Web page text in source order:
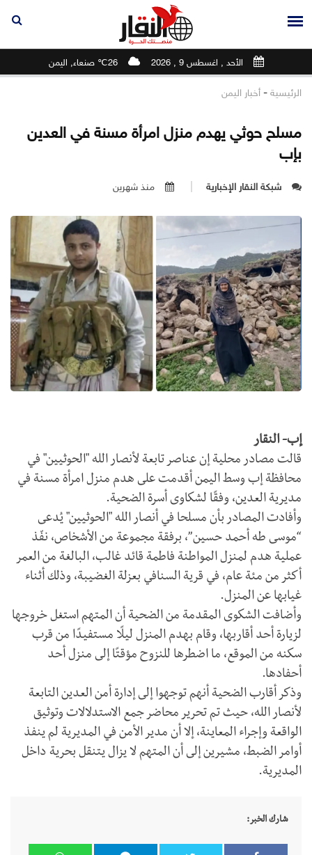
الأحد , اغسطس 9 , 2026 26℃ صنعاء, اليمن
الرئيسية - أخبار اليمن
مسلح حوثي يهدم منزل امرأة مسنة في العدين
بإب
شبكة النقار الإخبارية منذ شهرين
إب- النقار
قالت مصادر محلية إن عناصر تابعة لأنصار الله "الحوثيين" في
محافظة إب وسط اليمن أقدمت على هدم منزل امرأة مسنة في
مديرية العدين، وفقًا لشكاوى أسرة الضحية.
وأفادت المصادر بأن مسلحا في أنصار الله "الحوثيين" يُدعى
“موسى طه أحمد حسين”، برفقة مجموعة من الأشخاص، نفّذ
عملية هدم لمنزل المواطنة فاطمة قائد غالب، البالغة من العمر
أكثر من مئة عام، في قرية السنافي بعزلة الغضيبة، وذلك أثناء
غيابها عن المنزل.
وأضافت الشكوى المقدمة من الضحية أن المتهم استغل خروجها
لزيارة أحد أقاربها، وقام بهدم المنزل ليلًا مستفيدًا من قرب
سكنه من الموقع، ما اضطرها للنزوح مؤقتًا إلى منزل أحد
أحفادها.
وذكر أقارب الضحية أنهم توجهوا إلى إدارة أمن العدين التابعة
لأنصار الله، حيث تم تحرير محاضر جمع الاستدلالات وتوثيق
الواقعة وإجراء المعاينة، إلا أن مدير الأمن في المديرية لم ينفذ
أوامر الضبط، مشيرين إلى أن المتهم لا يزال يتنقل بحرية داخل
المديرية.
شارك الخبر: